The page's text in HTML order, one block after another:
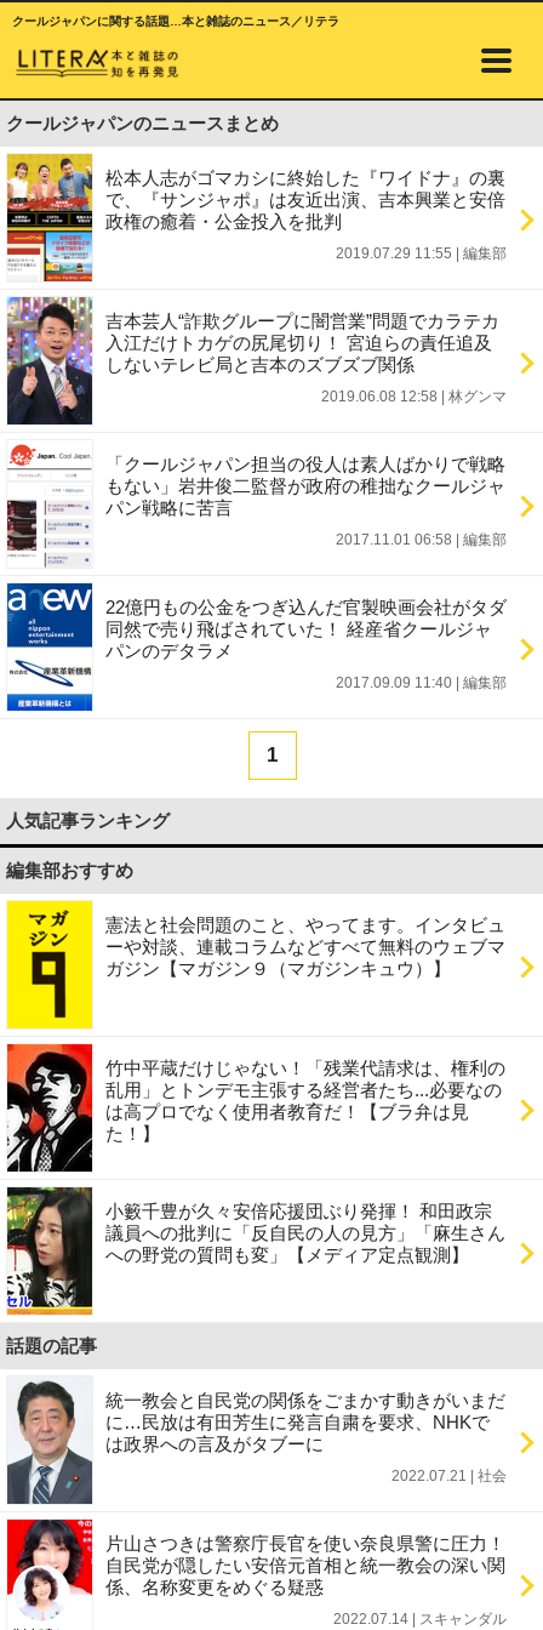
クールジャパンに関する話題…本と雑誌のニュース／リテラ
クールジャパンのニュースまとめ
松本人志がゴマカシに終始した『ワイドナ』の裏
で、『サンジャポ』は友近出演、吉本興業と安倍
政権の癒着・公金投入を批判
2019.07.29 11:55 編集部
吉本芸人“詐欺グループに闇営業”問題でカラテカ
入江だけトカゲの尻尾切り！ 宮迫らの責任追及
しないテレビ局と吉本のズブズブ関係
2019.06.08 12:58 林グンマ
「クールジャパン担当の役人は素人ばかりで戦略
もない」岩井俊二監督が政府の稚拙なクールジャ
パン戦略に苦言
2017.11.01 06:58 編集部
22億円もの公金をつぎ込んだ官製映画会社がタダ
同然で売り飛ばされていた！ 経産省クールジャ
パンのデタラメ
2017.09.09 11:40 編集部
1
人気記事ランキング
編集部おすすめ
憲法と社会問題のこと、やってます。インタビュ
ーや対談、連載コラムなどすべて無料のウェブマ
ガジン【マガジン９（マガジンキュウ）】
竹中平蔵だけじゃない！「残業代請求は、権利の
乱用」とトンデモ主張する経営者たち...必要なの
は高プロでなく使用者教育だ！【ブラ弁は見
た！】
小籔千豊が久々安倍応援団ぶり発揮！ 和田政宗
議員への批判に「反自民の人の見方」「麻生さん
への野党の質問も変」【メディア定点観測】
話題の記事
統一教会と自民党の関係をごまかす動きがいまだ
に…民放は有田芳生に発言自粛を要求、NHKで
は政界への言及がタブーに
2022.07.21 | 社会
片山さつきは警察庁長官を使い奈良県警に圧力！
自民党が隠したい安倍元首相と統一教会の深い関
係、名称変更をめぐる疑惑
2022.07.14 | スキャンダル